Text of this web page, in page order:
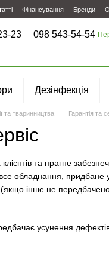
Фінансування Бренди
23 098 543-54-54
Дезінфекція
та тваринництва Гарантія та
клієнтів та прагне
обладнання, придбане
(якщо інше не
усунення